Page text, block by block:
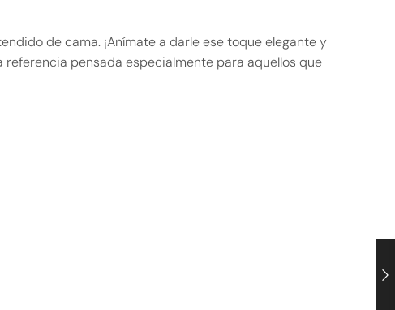
de cama. ¡Anímate a darle ese toque elegante y
pensada especialmente para aquellos que